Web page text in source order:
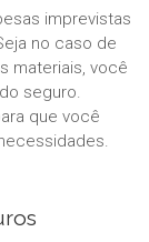
imprevistas
no caso de
materiais, você
seguro.
que você